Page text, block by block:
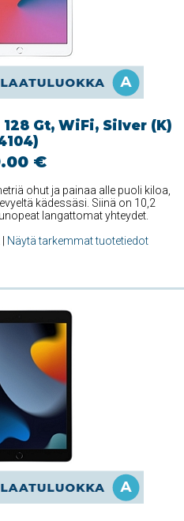
Gt, WiFi, Silver (K)
€
ohut ja painaa alle puoli kiloa,
kädessäsi. Siinä on 10,2
langattomat yhteydet.
Näytä tarkemmat tuotetiedot